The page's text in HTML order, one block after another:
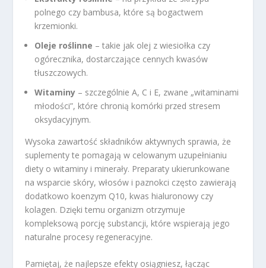
polnego czy bambusa, które są bogactwem
krzemionki.
Oleje roślinne – takie jak olej z wiesiołka czy
ogórecznika, dostarczające cennych kwasów
tłuszczowych.
Witaminy – szczególnie A, C i E, zwane „witaminami
młodości”, które chronią komórki przed stresem
oksydacyjnym.
Wysoka zawartość składników aktywnych sprawia, że
suplementy te pomagają w celowanym uzupełnianiu
diety o witaminy i minerały. Preparaty ukierunkowane
na wsparcie skóry, włosów i paznokci często zawierają
dodatkowo koenzym Q10, kwas hialuronowy czy
kolagen. Dzięki temu organizm otrzymuje
kompleksową porcję substancji, które wspierają jego
naturalne procesy regeneracyjne.
Pamiętaj, że najlepsze efekty osiągniesz, łącząc